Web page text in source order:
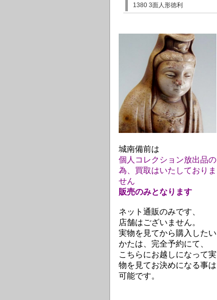
1380 3面人形徳利
城南備前は
個人コレクション放出品の
為、買取はいたしておりま
せん
販売のみとなります
ネット通販のみです、
店舗はございません。
実物を見てから購入したい
かたは、完全予約にて、
こちらにお越しになって実
物を見てお決めになる事は
可能です。